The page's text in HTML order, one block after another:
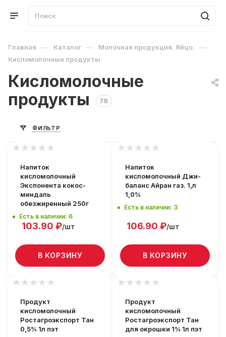
Главная — Каталог — Молочная продукция. Яйцо. —
Кисломолочные продукты
Кисломолочные
продукты
79
ФИЛЬТР
Напиток
кисломолочный
Экспонента кокос-
миндаль
обезжиренный 250г
Есть в наличии: 6
103.90 ₽/шт
В КОРЗИНУ
Напиток
кисломолочный Джи-
баланс Айран газ. 1,л
1,0%
Есть в наличии: 3
106.90 ₽/шт
В КОРЗИНУ
Продукт
кисломолочный
Ростагроэкспорт Тан
0,5% 1л пэт
Продукт
кисломолочный
Ростагроэкспорт Тан
для окрошки 1% 1л пэт